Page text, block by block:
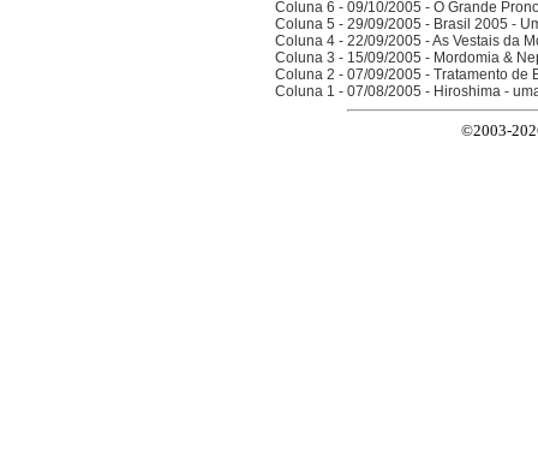
Coluna 6 - 09/10/2005 - O Grande
Coluna 5 - 29/09/2005 - Brasil 2005 -
Coluna 4 - 22/09/2005 - As Vestais da
Coluna 3 - 15/09/2005 - Mordomia &
Coluna 2 - 07/09/2005 - Tratamento de
Coluna 1 - 07/08/2005 - Hiroshima -
©2003-